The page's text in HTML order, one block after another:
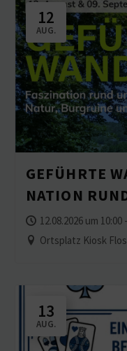
12
AUG.
GEFÜHRTE
NATION
BURGRUINE
12.08.2026 um 10:00
Ortsplatz Kiosk
13
AUG.